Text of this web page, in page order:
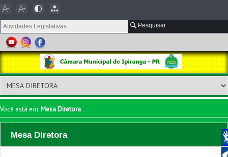
Pesquisar
Você está em: Mesa Diretora
Mesa Diretora